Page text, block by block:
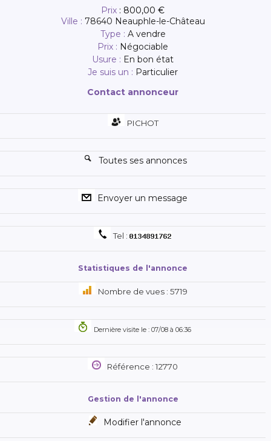
Prix : 800,00 €
Ville : 78640 Neauphle-le-Château
Type : A vendre
Prix : Négociable
Usure : En bon état
Je suis un : Particulier
Contact annonceur
PICHOT
Toutes ses annonces
Envoyer un message
Tel :
Statistiques de l'annonce
Nombre de vues : 5719
Dernière visite le : 07/08 à 06:36
Référence : 12770
Gestion de l'annonce
Modifier l'annonce